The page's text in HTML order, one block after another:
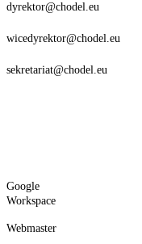
dyrektor@chodel.eu
wicedyrektor@chodel.eu
sekretariat@chodel.eu
Google
Workspace
Webmaster